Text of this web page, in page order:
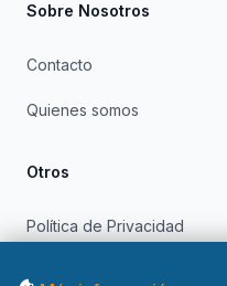
Sobre Nosotros
Contacto
Quienes somos
Otros
Política de Privacidad